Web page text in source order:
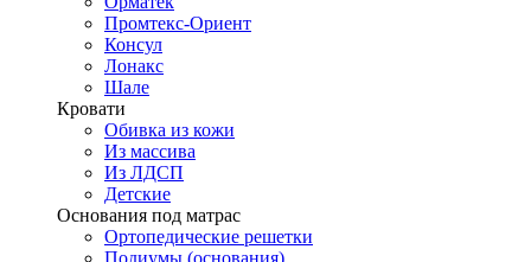
Промтекс-Ориент
Консул
Лонакс
Шале
Кровати
Обивка из кожи
Из массива
Из ЛДСП
Детские
Основания под матрас
Ортопедические решетки
Подиумы (основания)